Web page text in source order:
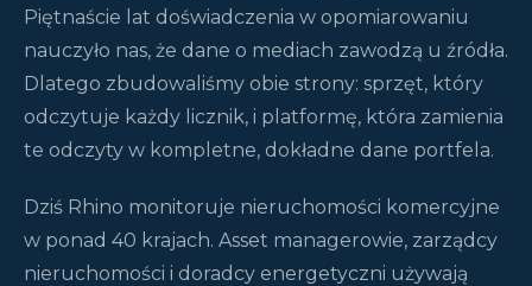
Piętnaście lat doświadczenia w opomiarowaniu
nauczyło nas, że dane o mediach zawodzą u źródła.
Dlatego zbudowaliśmy obie strony: sprzęt, który
odczytuje każdy licznik, i platformę, która zamienia
te odczyty w kompletne, dokładne dane portfela.
Dziś Rhino monitoruje nieruchomości komercyjne
w ponad 40 krajach. Asset managerowie, zarządcy
nieruchomości i doradcy energetyczni używają